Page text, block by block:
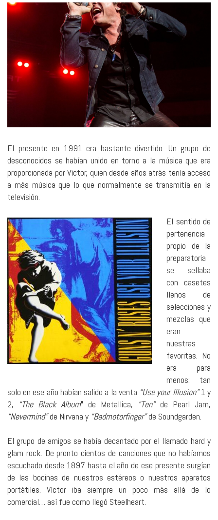
El presente en 1991 era bastante divertido. Un grupo de
desconocidos se habían unido en torno a la música que era
proporcionada por Víctor, quien desde años atrás tenía acceso
a más música que lo que normalmente se transmitía en la
televisión.
El sentido de
pertenencia
propio de la
preparatoria
se sellaba
con casetes
llenos de
selecciones y
mezclas que
eran
nuestras
favoritas. No
era para
menos: tan
solo en ese año habían salido a la venta “Use your Illusion”1 y
2,
“The Black Album” de Metallica, “Ten”de Pearl Jam,
“Nevermind”de Nirvana y “Badmotorfinger”de Soundgarden.
El grupo de amigos se había decantado por el llamado hard y
glam rock. De pronto cientos de canciones que no habíamos
escuchado desde 1897 hasta el año de ese presente surgían
de las bocinas de nuestros estéreos o nuestros aparatos
portátiles. Víctor iba siempre un poco más allá de lo
comercial… así fue como llegó Steelheart.